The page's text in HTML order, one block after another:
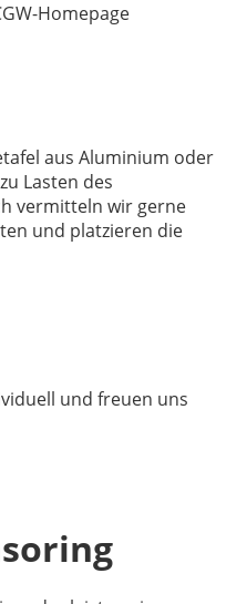
Homepage
aus Aluminium oder
Lasten des
vermitteln wir gerne
und platzieren die
und freuen uns